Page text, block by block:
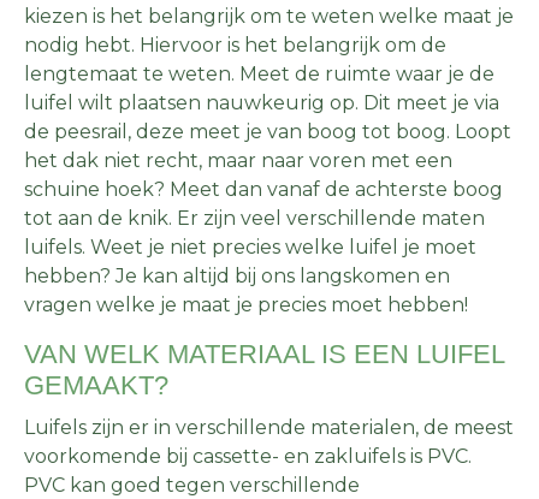
kiezen is het belangrijk om te weten welke maat je
nodig hebt. Hiervoor is het belangrijk om de
lengtemaat te weten. Meet de ruimte waar je de
luifel wilt plaatsen nauwkeurig op. Dit meet je via
de peesrail, deze meet je van boog tot boog. Loopt
het dak niet recht, maar naar voren met een
schuine hoek? Meet dan vanaf de achterste boog
tot aan de knik. Er zijn veel verschillende maten
luifels. Weet je niet precies welke luifel je moet
hebben? Je kan altijd bij ons langskomen en
vragen welke je maat je precies moet hebben!
VAN WELK MATERIAAL IS EEN LUIFEL
GEMAAKT?
Luifels zijn er in verschillende materialen, de meest
voorkomende bij cassette- en zakluifels is PVC.
PVC kan goed tegen verschillende